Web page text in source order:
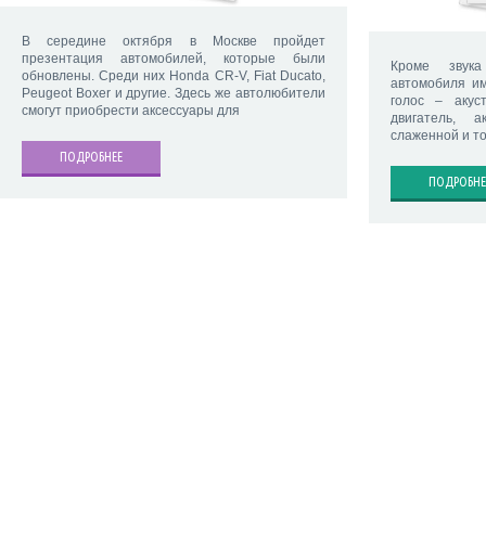
В середине октября в Москве пройдет
презентация автомобилей, которые были
обновлены. Среди них Honda CR-V, Fiat Ducato,
Peugeot Boxer и другие. Здесь же автолюбители
смогут приобрести аксессуары для
ПОДРОБНЕЕ
Кроме
автомобиля
голос –
двигатель,
слаженной и